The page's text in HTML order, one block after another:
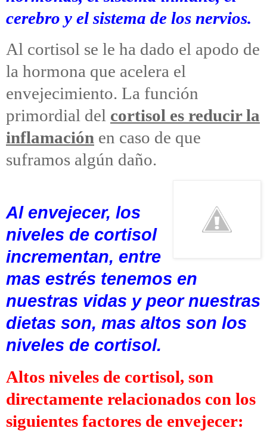
cerebro y el sistema de los nervios.
Al cortisol se le ha dado el apodo de
la hormona que acelera el
envejecimiento. La función
primordial del cortisol es reducir la
inflamación en caso de que
suframos algún daño.
Al envejecer, los
niveles de cortisol
incrementan, entre
mas estrés tenemos en
nuestras vidas y peor nuestras
dietas son, mas altos son los
niveles de cortisol.
Altos niveles de cortisol, son
directamente relacionados con los
siguientes factores de envejecer: